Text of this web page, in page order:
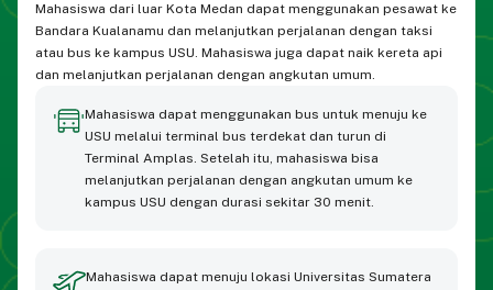
Mahasiswa dari luar Kota Medan dapat menggunakan pesawat ke
Bandara Kualanamu dan melanjutkan perjalanan dengan taksi
atau bus ke kampus USU. Mahasiswa juga dapat naik kereta api
dan melanjutkan perjalanan dengan angkutan umum.
Mahasiswa dapat menggunakan bus untuk menuju ke
USU melalui terminal bus terdekat dan turun di
Terminal Amplas. Setelah itu, mahasiswa bisa
melanjutkan perjalanan dengan angkutan umum ke
kampus USU dengan durasi sekitar 30 menit.
Mahasiswa dapat menuju lokasi Universitas Sumatera